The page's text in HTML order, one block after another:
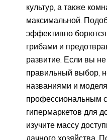
культур, а также
максимальной.
эффективно
грибами и
развитие. Если вы не
правильный выбор,
названиями и
профессиональным
гипермаркетов для
изучите массу